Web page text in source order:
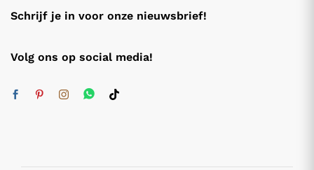
Schrijf je in voor onze nieuwsbrief!
Volg ons op social media!